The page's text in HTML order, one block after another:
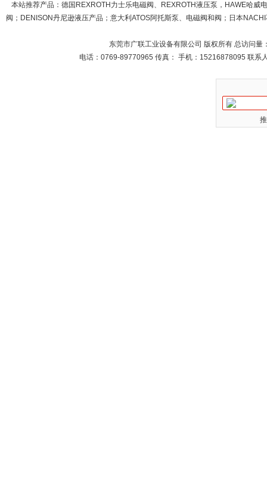
本站推荐产品： 德国REXROTH力士乐电磁阀、REXROTH液压泵，HAWE哈威
阀；DENISON丹尼逊液压产品；意大利ATOS阿托斯泵、电磁阀和阀；日本
东莞市广联工业设备有限公司 版权所有 总访问量
电话：0769-89770965 传真： 手机：15216878095 联系